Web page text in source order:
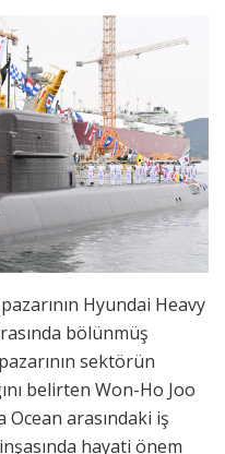
Hyundai Heavy
bölünmüş
sektörün
belirten Won-Ho Joo
arasındaki iş
hayati önem